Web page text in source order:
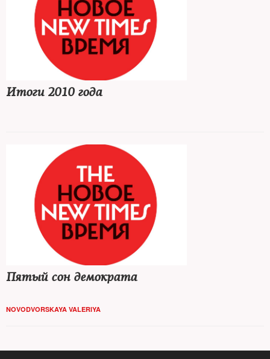
Итоги 2010 года
Пятый сон демократа
NOVODVORSKAYA VALERIYA